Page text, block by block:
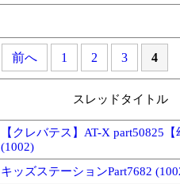
前へ 1 2 3 4
スレッドタイトル
【クレバテス】AT-X part50825
(1002)
キッズステーションPart7682